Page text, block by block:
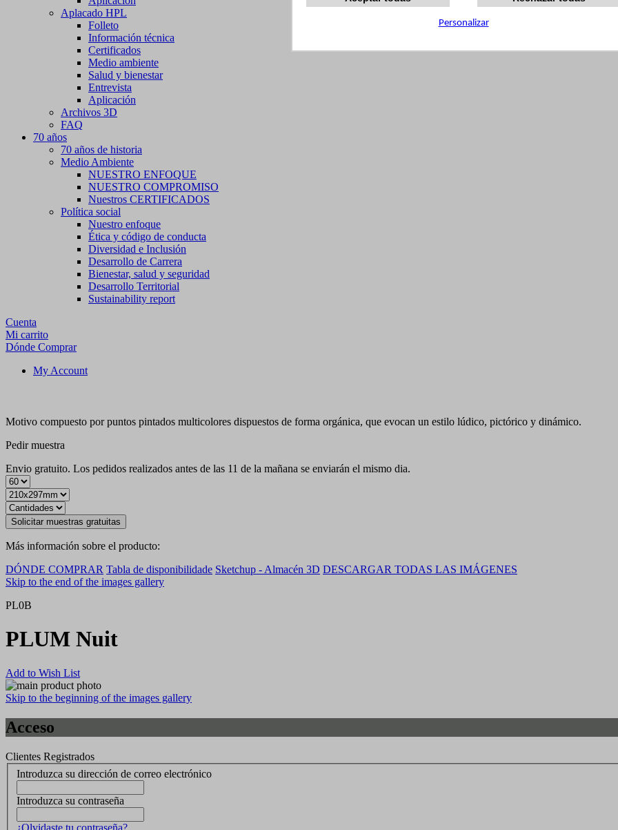
Personalizar
Aplacado HPL
Folleto
Información técnica
Certificados
Medio ambiente
Salud y bienestar
Entrevista
Aplicación
Archivos 3D
FAQ
70 años
70 años de historia
Medio Ambiente
NUESTRO ENFOQUE
NUESTRO COMPROMISO
Nuestros CERTIFICADOS
Política social
Nuestro enfoque
Ética y código de conducta
Diversidad e Inclusión
Desarrollo de Carrera
Bienestar, salud y seguridad
Desarrollo Territorial
Sustainability report
Cuenta
Mi carrito
Dónde Comprar
My Account
Motivo compuesto por puntos pintados multicolores dispuestos de forma orgánica, que evocan un estilo lúdico, pictórico y dinámico.
Pedir muestra
Envio gratuito. Los pedidos realizados antes de las 11 de la mañana se enviarán el mismo dia.
Solicitar muestras gratuitas
Más información sobre el producto:
DÓNDE COMPRAR Tabla de disponibilidade Sketchup - Almacén 3D DESCARGAR TODAS LAS IMÁGENES
Skip to the end of the images gallery
PL0B
PLUM Nuit
Add to Wish List
Skip to the beginning of the images gallery
Acceso
Clientes Registrados
Introduzca su dirección de correo electrónico
Introduzca su contraseña